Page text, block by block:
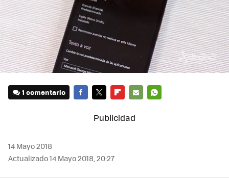
1 comentario
MAIL
14 Mayo 2018
Actualizado 14 Mayo 2018, 20:27